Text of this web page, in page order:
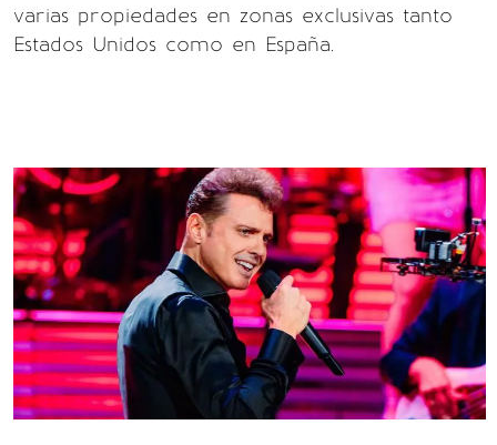
varias propiedades en zonas exclusivas tanto
Estados Unidos como en España.